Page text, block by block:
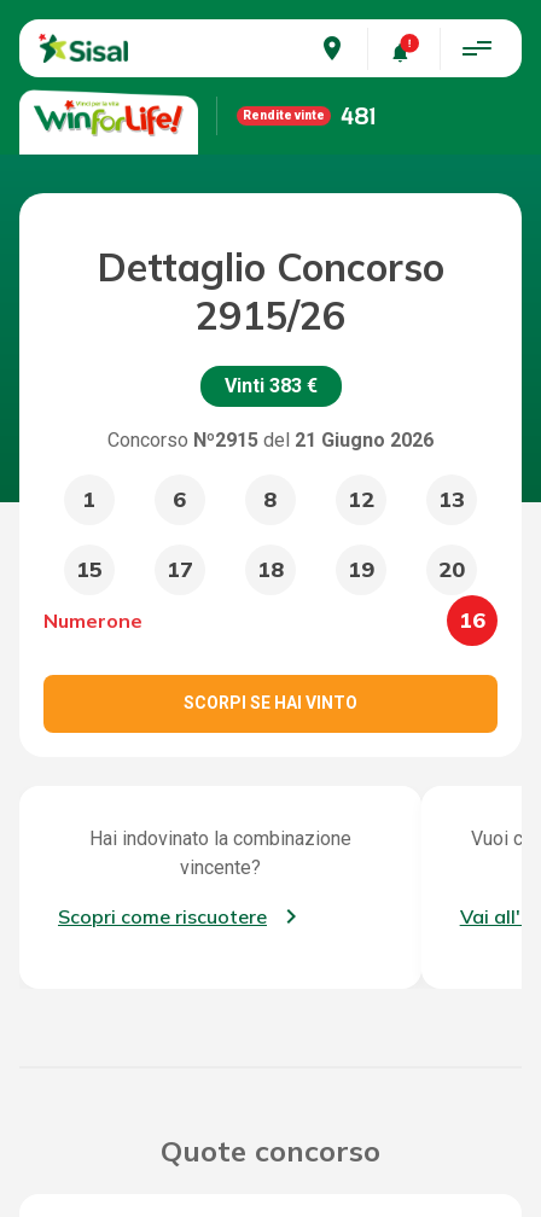
place
Rendite vinte 481
Dettaglio Concorso
2915/26
Vinti 383 €
Concorso Nº2915 del 21 Giugno 2026
1 6 8 12 13
15 17 18 19 20
Numerone 16
SCORPI SE HAI VINTO
Hai indovinato la combinazione
vincente?
Scopri come riscuotere
Vuoi
Vai
Quote concorso